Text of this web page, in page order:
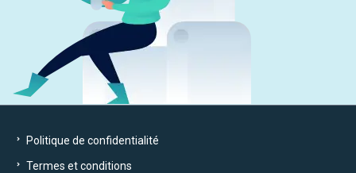
Politique de confidentialité
Termes et conditions